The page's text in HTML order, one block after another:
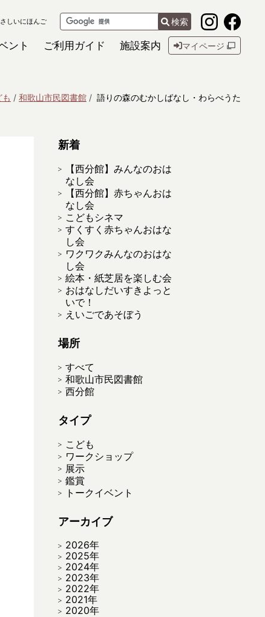
しいにほんご 検索
ント ご利用ガイド 施設案内 マイページ
も 和歌山市民図書館 語りの森のむかしばなし・わらべうた
新着
【西分館】みんなのおは
なし会
【西分館】赤ちゃんおは
なし会
こどもシネマ
すくすく赤ちゃんおはな
し会
ワクワクみんなのおはな
し会
絵本・紙芝居を楽しむ会
おはなしだいすきよっと
いで！
えいごであそぼう
場所
すべて
和歌山市民図書館
西分館
タイプ
こども
ワークショップ
展示
鑑賞
トークイベント
アーカイブ
2026年
2025年
2024年
2023年
2022年
2021年
2020年